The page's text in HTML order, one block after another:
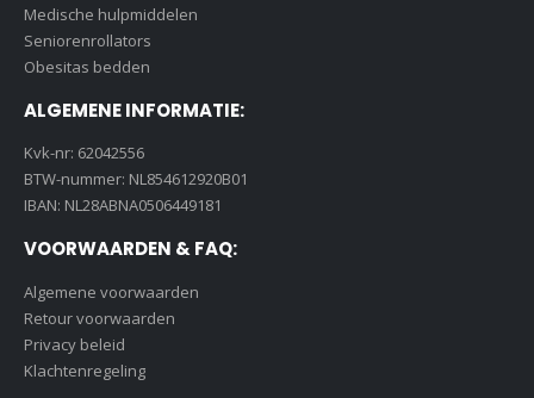
Medische hulpmiddelen
Seniorenrollators
Obesitas bedden
ALGEMENE INFORMATIE:
Kvk-nr: 62042556
BTW-nummer: NL854612920B01
IBAN: NL28ABNA0506449181
VOORWAARDEN & FAQ:
Algemene voorwaarden
Retour voorwaarden
Privacy beleid
Klachtenregeling